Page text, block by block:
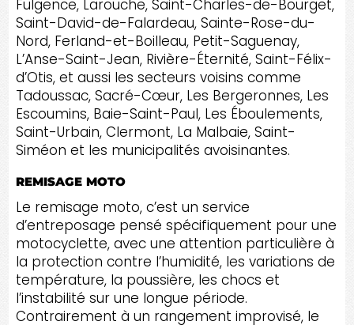
Fulgence, Larouche, Saint-Charles-de-Bourget,
Saint-David-de-Falardeau, Sainte-Rose-du-
Nord, Ferland-et-Boilleau, Petit-Saguenay,
L’Anse-Saint-Jean, Rivière-Éternité, Saint-Félix-
d’Otis, et aussi les secteurs voisins comme
Tadoussac, Sacré-Cœur, Les Bergeronnes, Les
Escoumins, Baie-Saint-Paul, Les Éboulements,
Saint-Urbain, Clermont, La Malbaie, Saint-
Siméon et les municipalités avoisinantes.
REMISAGE MOTO
Le remisage moto, c’est un service
d’entreposage pensé spécifiquement pour une
motocyclette, avec une attention particulière à
la protection contre l’humidité, les variations de
température, la poussière, les chocs et
l’instabilité sur une longue période.
Contrairement à un rangement improvisé, le